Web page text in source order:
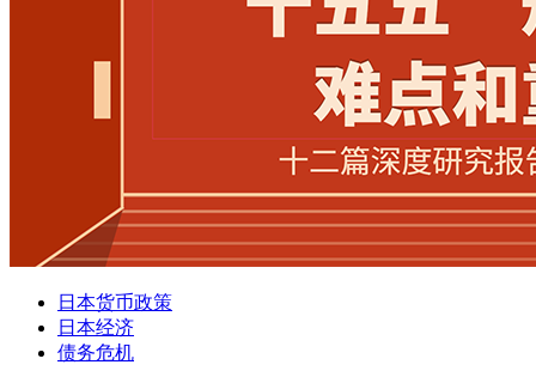
日本货币政策
日本经济
债务危机